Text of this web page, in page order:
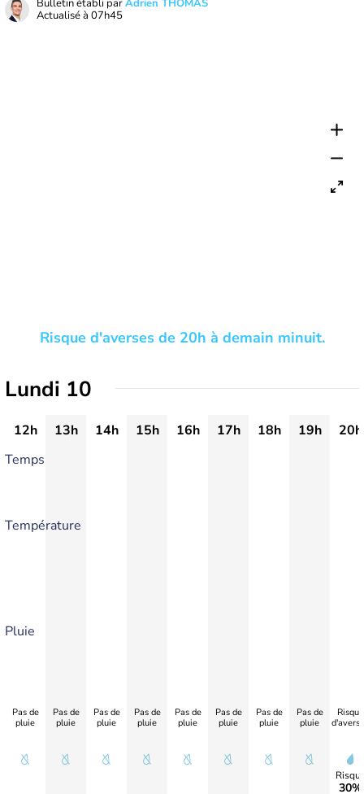
Bulletin établi parAdrien THOMAS
Actualisé à 07h45
Risque d'averses de 20h à demain minuit.
Lundi 10
12h 13h 14h 15h 16h 17h 18h 19h
20h
Temps
Température
Pluie
Pas de
pluie
Pas de
pluie
Pas de
pluie
Pas de
pluie
Pas de
pluie
Pas de
pluie
Pas de
pluie
Pas de
pluie
Risque
30%